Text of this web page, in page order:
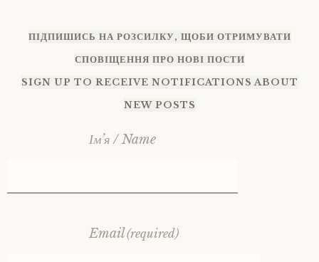
ПІДПИШИСЬ НА РОЗСИЛКУ, ЩОБИ ОТРИМУВАТИ
СПОВІЩЕННЯ ПРО НОВІ ПОСТИ
SIGN UP TO RECEIVE NOTIFICATIONS ABOUT
NEW POSTS
Ім’я / Name
Email(required)